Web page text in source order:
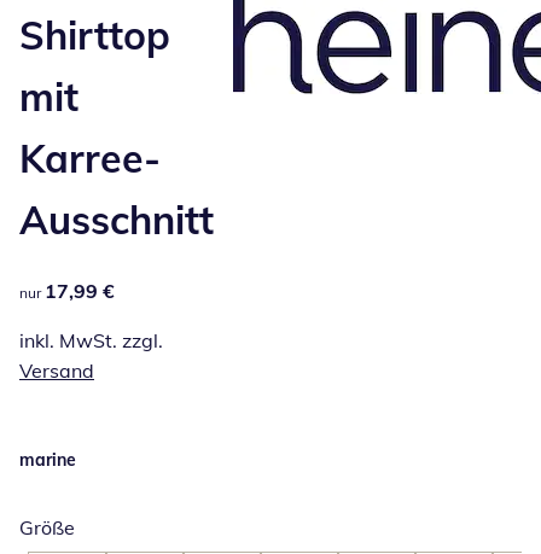
Shirttop
mit
Karree-
Ausschnitt
17,99 €
nur 17,99 €
inkl. MwSt. zzgl.
Versand
marine
Größe